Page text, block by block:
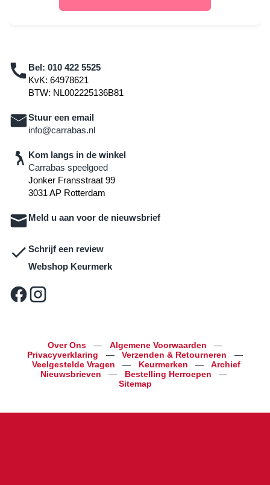
Bel: 010 422 5525
KvK: 64978621
BTW: NL002225136B81
Stuur een email
info@carrabas.nl
Kom langs in de winkel
Carrabas speelgoed
Jonker Fransstraat 99
3031 AP Rotterdam
Meld u aan voor de nieuwsbrief
Schrijf een review
Webshop Keurmerk
Over Ons — Algemene Voorwaarden
—
Privacyverklaring
— Verzenden & Retourneren
—
Veelgestelde Vragen
— Keurmerken —
Archief
Nieuwsbrieven
— Bestelling Herroepen
—
Sitemap